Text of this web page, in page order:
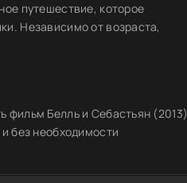
путешествие, которое
Независимо от возраста,
фильм Белль и Себастьян (2013)
без необходимости